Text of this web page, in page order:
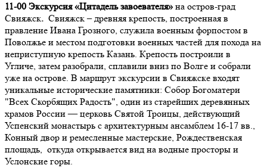
11-00 Экскурсия «Цитадель завоевателя» на остров-град
Свияжск. Свияжск – древняя крепость, построенная в
правление Ивана Грозного, служила военным форпостом в
Поволжье и местом подготовки военных частей для похода на
неприступную крепость Казань. Крепость построили в
Угличе, затем разобрали, сплавили вниз по Волге и собрали
уже на острове. В маршрут экскурсии в Свияжске входят
уникальные исторические памятники: Собор Богоматери
"Всех Скорбящих Радость", один из старейших деревянных
храмов России — церковь Святой Троицы, действующий
Успенский монастырь с архитектурным ансамблем 16-17 вв.,
Конный двор и ремесленные мастерские, Рождественская
площадь, откуда открывается вид на водные просторы и
Услонские горы.